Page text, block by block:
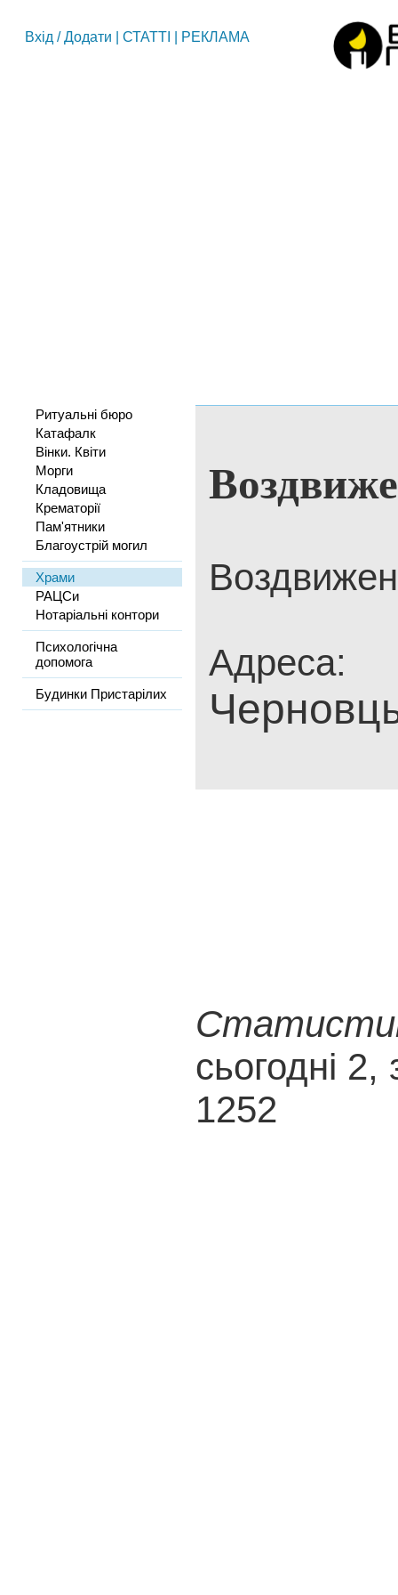
Вхід /Додати СТАТТІ РЕКЛАМА
Ритуальні бюро
Катафалк
Вінки. Квіти
Морги
Кладовища
Крематорії
Пам'ятники
Благоустрій могил
Храми
РАЦСи
Нотаріальні контори
Психологічна
допомога
Будинки Пристарілих
Адреса:
сьогодні 2,
1252